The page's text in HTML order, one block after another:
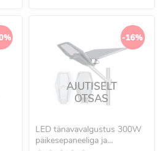
-16%
AJUTISELT
OTSAS
LED tänavavalgustus 300W
päikesepaneeliga ja